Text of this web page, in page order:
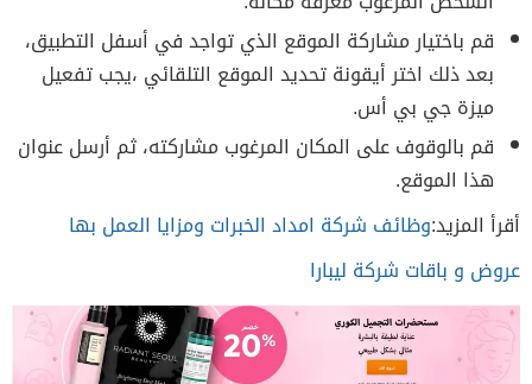
قم باختيار مشاركة الموقع الذي تواجد في أسفل التطبيق،
بعد ذلك اختر أيقونة تحديد الموقع التلقائي ،يجب تفعيل
ميزة جي بي أس.
قم بالوقوف على المكان المرغوب مشاركته، ثم أرسل عنوان
هذا الموقع.
أقرأ المزيد:وظائف شركة امداد الخبرات ومزايا العمل بها
عروض و باقات شركة ليبارا